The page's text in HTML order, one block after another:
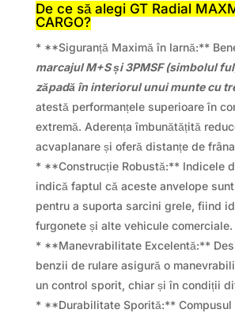
De ce să alegi GT Radial
CARGO?
* **Siguranță Maximă în Iarnă:**
marcajul M+S și 3PMSF (simbolul
zăpadă în interiorul unui munte cu
atestă performanțele superioare în
extremă. Aderența îmbunătățită
acvaplanare și oferă distanțe de
* **Construcție Robustă:** Indicele
indică faptul că aceste anvelope
pentru a suporta sarcini grele, fiind
furgonete și alte vehicule comerciale.
* **Manevrabilitate Excelentă:**
benzii de rulare asigură o
un control sporit, chiar și în condiții
* **Durabilitate Sporită:** Compusul